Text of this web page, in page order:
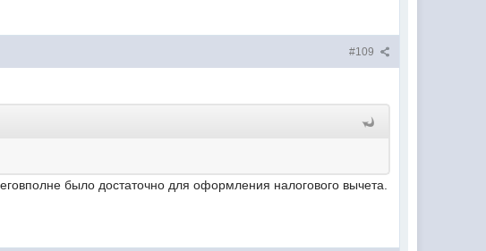
#109
было достаточно для оформления налогового вычета.